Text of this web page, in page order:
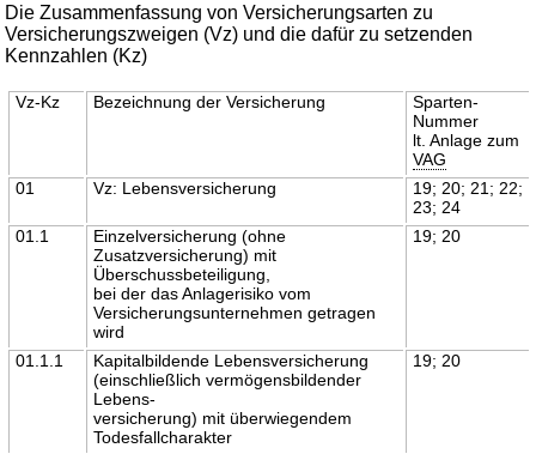
Die Zusammenfassung von Versicherungsarten zu
Versicherungszweigen (Vz) und die dafür zu setzenden
Kennzahlen (Kz)
Vz-Kz Bezeichnung der Versicherung
Sparten-
Nummer
lt. Anlage zum
VAG
01
Vz: Lebensversicherung
19; 20; 21; 22;
23; 24
01.1
Einzelversicherung (ohne
Zusatzversicherung) mit
Überschussbeteiligung,
bei der das Anlagerisiko vom
Versicherungsunternehmen getragen
wird
19; 20
01.1.1
Kapitalbildende Lebensversicherung
(einschließlich vermögensbildender
Lebens-
versicherung) mit überwiegendem
Todesfallcharakter
19; 20